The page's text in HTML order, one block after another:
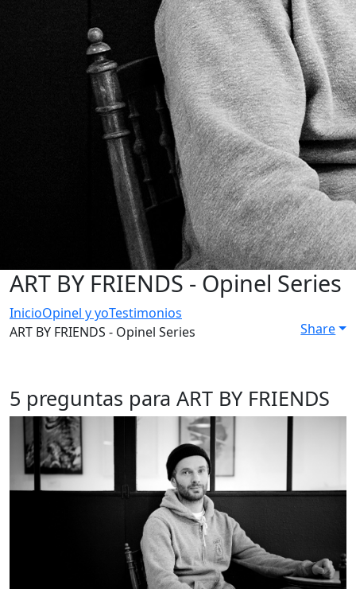
ART BY FRIENDS - Opinel Series
InicioOpinel y yoTestimonios
ART BY FRIENDS - Opinel Series
Share
5 preguntas para ART BY FRIENDS